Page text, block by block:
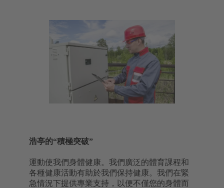
浩亭的“積極突破”
運動使我們身體健康。我們廣泛的體育課程和
各種健康活動有助於我們保持健康。我們在緊
急情況下提供專業支持，以便不僅您的身體而